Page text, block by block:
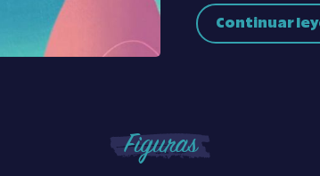
Continuar
Figuras